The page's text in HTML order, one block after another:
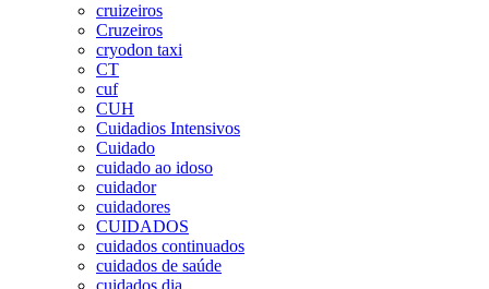
cruizeiros
Cruzeiros
cryodon taxi
CT
cuf
CUH
Cuidadios Intensivos
Cuidado
cuidado ao idoso
cuidador
cuidadores
CUIDADOS
cuidados continuados
cuidados de saúde
cuidados dia